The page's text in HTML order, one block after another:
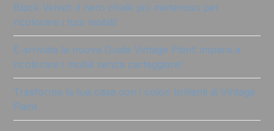
Black Velvet: il nero chalk più misterioso per
ricolorare i tuoi mobili!
È arrivata la nuova Guida Vintage Paint: impara a
ricolorare i mobili senza carteggiare!
Trasforma la tua casa con i colori brillanti di Vintage
Paint